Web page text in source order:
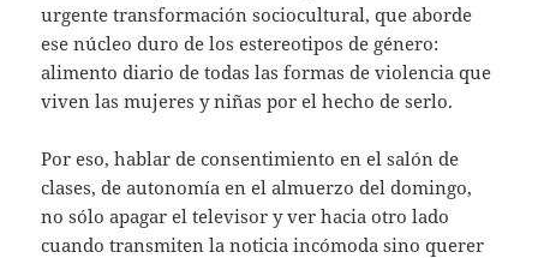
urgente transformación sociocultural, que aborde
ese núcleo duro de los estereotipos de género:
alimento diario de todas las formas de violencia que
viven las mujeres y niñas por el hecho de serlo.
Por eso, hablar de consentimiento en el salón de
clases, de autonomía en el almuerzo del domingo,
no sólo apagar el televisor y ver hacia otro lado
cuando transmiten la noticia incómoda sino querer